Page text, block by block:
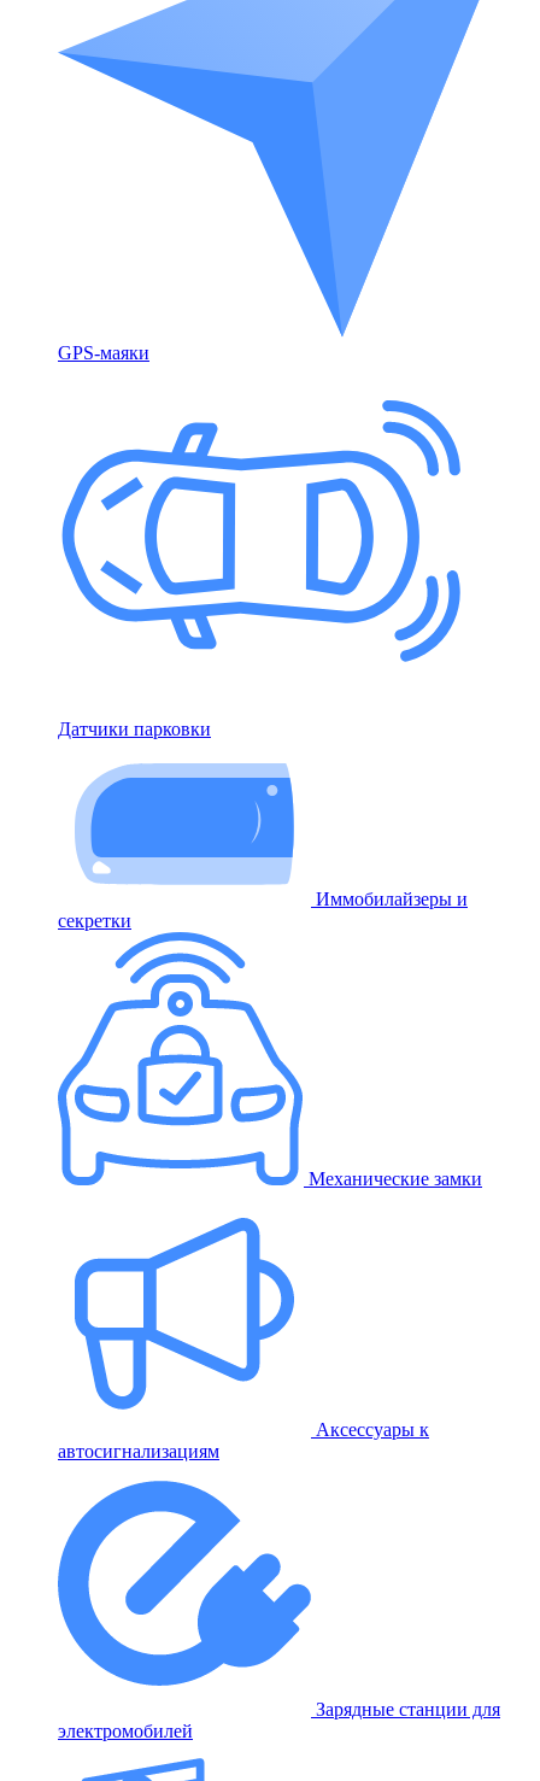
GPS-маяки
Датчики парковки
Иммобилайзеры и
секретки
Механические замки
Аксессуары к
автосигнализациям
Зарядные станции для
электромобилей